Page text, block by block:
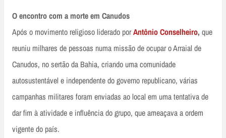
O encontro com a morte em Canudos
Após o movimento religioso liderado porAntônio Conselheiro, que
reuniu milhares de pessoas numa missão de ocupar o Arraial de
Canudos, no sertão da Bahia, criando uma comunidade
autosustentável e independente do governo republicano, várias
campanhas militares foram enviadas ao local em uma tentativa de
dar fim à atividade e influência do grupo, que ameaçava a ordem
vigente do país.